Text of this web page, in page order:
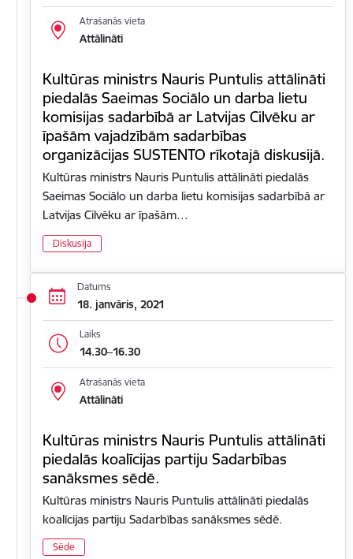
Atrašanās vieta
Attālināti
Kultūras ministrs Nauris Puntulis attālināti
piedalās Saeimas Sociālo un darba lietu
komisijas sadarbībā ar Latvijas Cilvēku ar
īpašām vajadzībām sadarbības
organizācijas SUSTENTO rīkotajā diskusijā.
Kultūras ministrs Nauris Puntulis attālināti piedalās
Saeimas Sociālo un darba lietu komisijas sadarbībā ar
Latvijas Cilvēku ar īpašām…
Diskusija
Datums
18. janvāris, 2021
Laiks
14.30–16.30
Atrašanās vieta
Attālināti
Kultūras ministrs Nauris Puntulis attālināti
piedalās koalīcijas partiju Sadarbības
sanāksmes sēdē.
Kultūras ministrs Nauris Puntulis attālināti piedalās
koalīcijas partiju Sadarbības sanāksmes sēdē.
Sēde